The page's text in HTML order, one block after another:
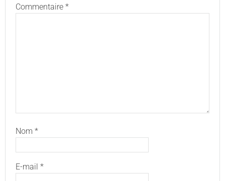
Commentaire *
Nom *
E-mail *